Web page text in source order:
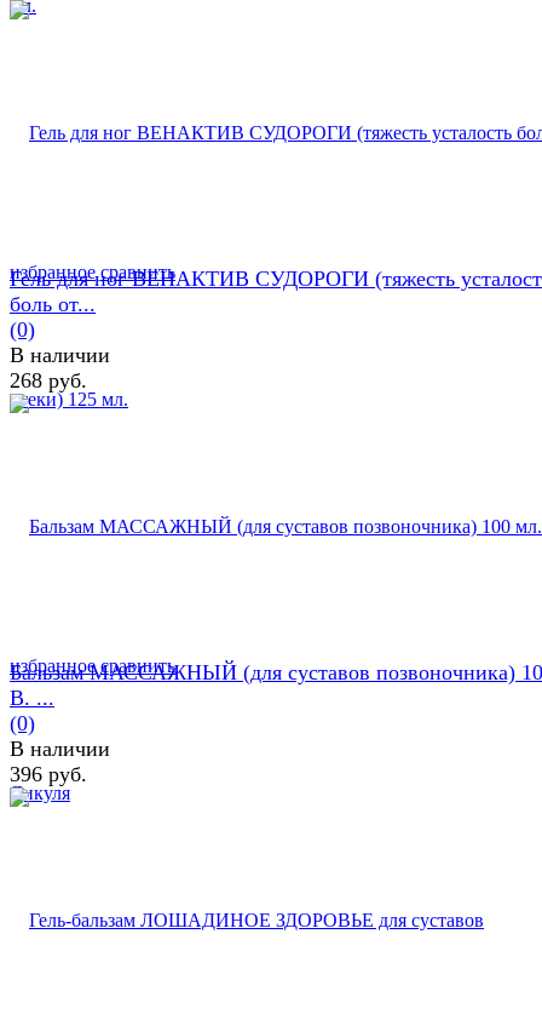
избранное сравнить
избранное сравнить
Гель для ног ВЕНАКТИВ СУДОРОГИ (тяжесть
боль от...
(0)
В наличии
268 руб.
Бальзам МАССАЖНЫЙ (для суставов позвоночника)
В. ...
(0)
В наличии
396 руб.